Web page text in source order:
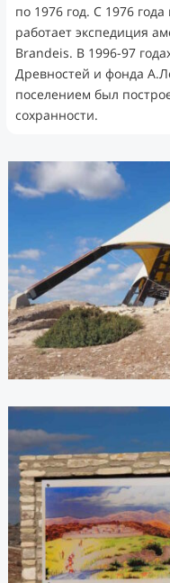
по 1976 год. С 1976
работает экспедиция
Brandeis. В 1996-97
Древностей и фонда
поселением был
сохранности.